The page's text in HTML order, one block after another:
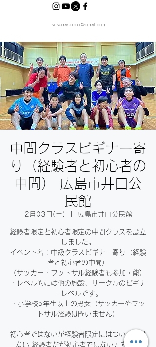
sitsunaisoccer@gmail.com
中間クラスビギナー寄
り（経験者と初心者の
中間） 広島市井口公
民館
2月03日(土) 広島市井口公民館
経験者限定と初心者限定の中間クラスを設立
しました。
イベント名：中級クラスビギナー寄り（経験
者と初心者の中間）
(サッカー・フットサル経験者も参加可能)
・レベル的には他の施設、サークルのビギナ
ーレベルです。
・小学校5年生以上の男女（サッカーやフッ
トサル経験は問いません）
初心者ではないが経験者限定にはついていけ
ない 経験者だが初心者ではない方向けで